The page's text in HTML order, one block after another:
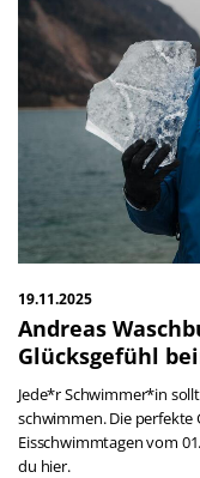
19.11.2025
Andreas
Glücksgefühl
Jede*r Schwimmer*in
schwimmen. Die perfekte
Eisschwimmtagen vom
du hier.